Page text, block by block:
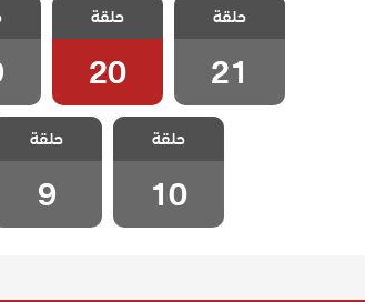
المخملية مدبلج
الحلقة 21
حلقة
21
المخملية مدبلج
الحلقة 20
حلقة
20
مسلسل الطبقة
المخملية مدبلج
الحلقة 10
حلقة
10
مسلسل
المخملية مدبلج
الحلقة 9
حلقة
9